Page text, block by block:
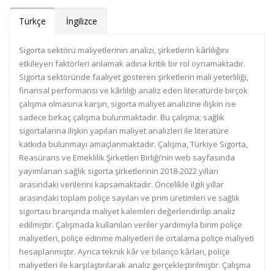
Türkçe İngilizce
Sigorta sektörü maliyetlerinin analizi, şirketlerin kârlılığını
etkileyen faktörleri anlamak adına kritik bir rol oynamaktadır.
Sigorta sektöründe faaliyet gösteren şirketlerin mali yeterliliği,
finansal performansı ve kârlılığı analiz eden literatürde birçok
çalışma olmasına karşın, sigorta maliyet analizine ilişkin ise
sadece birkaç çalışma bulunmaktadır. Bu çalışma; sağlık
sigortalarına ilişkin yapılan maliyet analizleri ile literatüre
katkıda bulunmayı amaçlanmaktadır. Çalışma, Türkiye Sigorta,
Reasürans ve Emeklilik Şirketleri Birliği’nin web sayfasında
yayımlanan sağlık sigorta şirketlerinin 2018-2022 yılları
arasındaki verilerini kapsamaktadır. Öncelikle ilgili yıllar
arasındaki toplam poliçe sayıları ve prim üretimleri ve sağlık
sigortası branşında maliyet kalemleri değerlendirilip analiz
edilmiştir. Çalışmada kullanılan veriler yardımıyla birim poliçe
maliyetleri, poliçe edinme maliyetleri ile ortalama poliçe maliyeti
hesaplanmıştır. Ayrıca teknik kâr ve bilanço kârları, poliçe
maliyetleri ile karşılaştırılarak analiz gerçekleştirilmiştir. Çalışma